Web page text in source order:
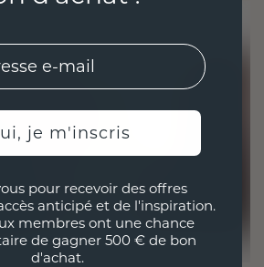
je m'inscris
pour recevoir des offres
anticipé et de l'inspiration.
membres ont une chance
de gagner 500 € de bon
d'achat.